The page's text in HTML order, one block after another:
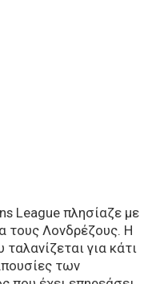
League πλησίαζε με
τους Λονδρέζους. Η
για κάτι
των